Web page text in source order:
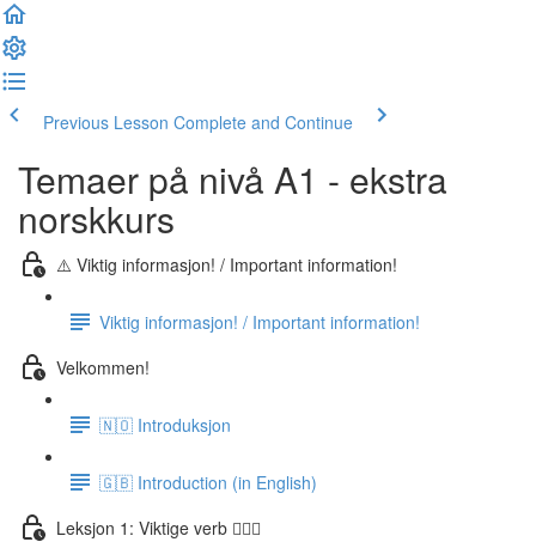
Previous Lesson Complete and Continue
Temaer på nivå A1 - ekstra
norskkurs
⚠️ Viktig informasjon! / Important information!
Viktig informasjon! / Important information!
Velkommen!
🇳🇴 Introduksjon
🇬🇧 Introduction (in English)
Leksjon 1: Viktige verb 🏃🏻‍♀️